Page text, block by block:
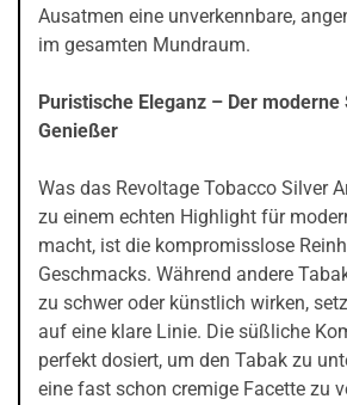
Ausatmen eine unverkennbare,
im gesamten Mundraum.
Puristische Eleganz – Der
Genießer
Was das Revoltage Tobacco Silver
zu einem echten Highlight für
macht, ist die kompromisslose
Geschmacks. Während andere
zu schwer oder künstlich wirken,
auf eine klare Linie. Die süßliche
perfekt dosiert, um den Tabak zu
eine fast schon cremige Facette zu